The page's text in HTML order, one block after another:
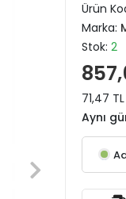
Ürün
Marka:
Stok: 2
71,47
Aynı